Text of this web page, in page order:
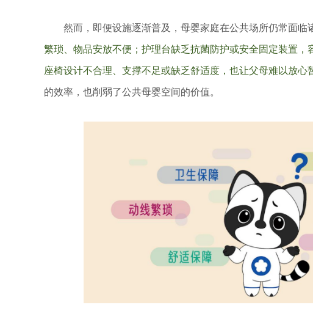
然而，即便设施逐渐普及，母婴家庭在公共场所仍常面临
繁琐、物品安放不便；护理台缺乏抗菌防护或安全固定装置，
座椅设计不合理、支撑不足或缺乏舒适度，也让父母难以放心
的效率，也削弱了公共母婴空间的价值。